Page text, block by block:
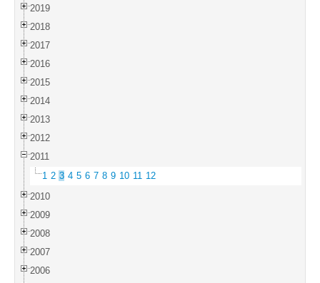
2019
2018
2017
2016
2015
2014
2013
2012
2011
1 2 3 4 5 6 7 8 9 10 11 12
2010
2009
2008
2007
2006